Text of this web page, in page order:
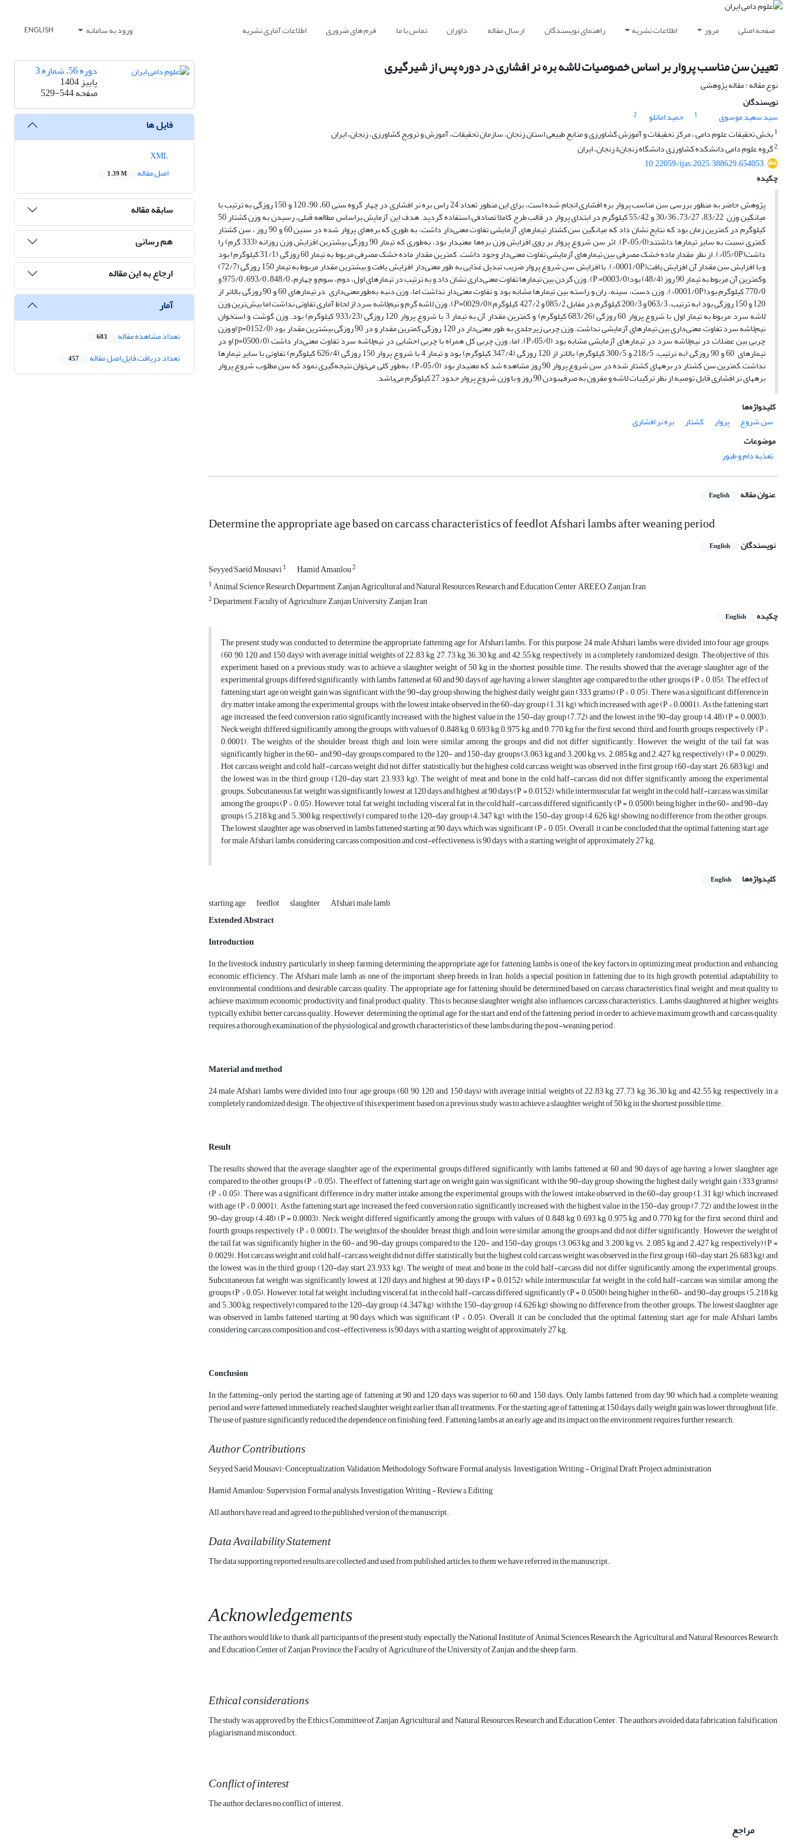
صفحه اصلی مرور اطلاعات نشریه راهنمای نویسندگان ارسال مقاله داوران تماس با ما فرم های ضروری اطلاعات آماری نشریه ورود به سامانه ENGLISH
تعیین سن مناسب پروار بر اساس خصوصیات لاشه بره نر افشاری در دوره پس از شیرگیری
نوع مقاله : مقاله پژوهشی
نویسندگان
سید سعید موسوی
1 حمید امانلو
2
1بخش تحقیقات علوم دامی ، مرکز تحقیقات و آموزش کشاورزی و منابع طبیعی استان زنجان، سازمان تحقیقات، آموزش و ترویج کشاورزی، زنجان، ایران
2گروه علوم دامی دانشکده کشاورزی دانشگاه زنجان& زنجان، ایران
10.22059/ijas.2025.388629.654053
چکیده
پژوهش حاضر به منظور بررسی سن مناسب پروار بره افشاری انجام شده است، برای این منظور تعداد 24 راس بره نر افشاری در چهار گروه سنی 60، 90، 120 و 150 روزگی به ترتیب با
میانگین وزن 83/22، 73/27، 30/36 و 55/42 کیلوگرم در ابتدای پروار در قالب طرح کاملا تصادفی استفاده گردید. هدف این آزمایش براساس مطالعه قبلی، رسیدن به وزن کشتار 50
کیلوگرم در کمترین زمان بود که نتایج نشان داد که میانگین سن کشتار تیمارهای آزمایشی تفاوت معنی‌دار داشت، به طوری که بره‌های پروار شده در سنین 60 و 90 روز ، سن کشتار
کمتری نسبت به سایر تیمارها داشتند(05/0>P). اثر سن شروع پروار بر روی افزایش وزن بره‌ها معنی­دار بود، به‌طوری که تیمار 90 روزگی بیش­ترین افزایش وزن روزانه (333 گرم) را
داشت(05/0P<). از نظر مقدار ماده خشک مصرفی بین تیمارهای آزمایشی تفاوت معنی‌دار وجود داشت. کم­ترین مقدار ماده خشک مصرفی مربوط به تیمار 60 روزگی (31/1 کیلوگرم) بود
و با افزایش سن مقدار آن افزایش یافت(0001/0P<). با افزایش سن شروع پروار ضریب تبدیل غذایی به طور معنی‌دار افزایش یافت و بیش­ترین مقدار مربوط به تیمار 150 روزگی (72/7)
وکم­ترین آن مربوط به تیمار 90 روز (48/4) بود(0003/0= P). وزن گردن بین تیمارها تفاوت معنی‌داری نشان داد و به ترتیب در تیمارهای اول، دوم، سوم و چهارم، 848/0، 693/0، 975/0 و
770/0 کیلوگرم بود(0001/0P<). وزن دست، سینه، ران و راسته بین تیمارها مشابه بود و تفاوت معنی‌دار نداشت اما، وزن دنبه به‌طورمعنی‌داری در تیمارهای 60 و 90 روزگی بالاتر از
120 و 150 روزگی بود (به ترتیب، 063/3 و 200/3 کیلوگرم در مقابل 085/2 و 427/2 کیلوگرم)(0029/0= P). وزن لاشه گرم و نیم‌لاشه سرد از لحاظ آماری تفاوتی نداشت اما بیش‌ترین وزن
لاشه سرد مربوط به تیمار اول با شروع پروار 60 روزگی (683/26 کیلوگرم) و کمترین مقدار آن به تیمار 3 با شروع پروار 120 روزگی (933/23 کیلوگرم) بود. وزن گوشت و استخوان
نیم‌لاشه سرد تفاوت معنی‌داری بین تیمارهای آزمایشی نداشت. وزن چربی زیرجلدی به طور معنی‌دار در 120 روزگی کمترین مقدار و در 90 روزگی بیشترین مقدار بود (0152/0=p)و وزن
چربی بین عضلات در نیم‌لاشه سرد در تیمارهای آزمایشی مشابه بود (05/0<P). اما، وزن چربی کل همراه با چربی احشایی در نیم‌لاشه سرد تفاوت معنی‌دار داشت (0500/0=p)و در
تیمارهای 60 و 90 روزگی (به ترتیب، 218/5 و 300/5 کیلوگرم) بالاتر از 120 روزگی (347/4 کیلوگرم) بود و تیمار 4 با شروع پروار 150 روزگی (626/4 کیلوگرم) تفاوتی با سایر تیمارها
نداشت.کم­ترین سن کشتار در بره­های کشتار شده در سن شروع پروار 90 روز مشاهده شد که معنی­دار بود (05/0>P). به‌طور کلی می‌توان نتیجه‌گیری نمود که سن مطلوب شروع پروار
بره­های نر افشاری قابل توصیه از نظر ترکیبات لاشه و مقرون به صرفهبودن 90 روز و با وزن شروع پروار حدود 27 کیلوگرم می‌باشد.
کلیدواژه‌ها
سن شروع
پروار کشتار
بره نر افشاری
موضوعات
تغذیه دام و طیور
عنوان مقاله English
Determine the appropriate age based on carcass characteristics of feedlot Afshari lambs after weaning period
نویسندگان English
Seyyed Saeid Mousavi1 Hamid Amanlou2
1Animal Science Research Department, Zanjan Agricultural and Natural Resources Research and Education Center, AREEO, Zanjan, Iran
2Department, Faculty of Agriculture, Zanjan University, Zanjan, Iran
چکیده
English
The present study was conducted to determine the appropriate fattening age for Afshari lambs. For this purpose, 24 male Afshari lambs were divided into four age groups
(60, 90, 120, and 150 days) with average initial weights of 22.83 kg, 27.73 kg, 36.30 kg, and 42.55 kg, respectively, in a completely randomized design. The objective of this
experiment, based on a previous study, was to achieve a slaughter weight of 50 kg in the shortest possible time. The results showed that the average slaughter age of the
experimental groups differed significantly, with lambs fattened at 60 and 90 days of age having a lower slaughter age compared to the other groups (P < 0.05). The effect of
fattening start age on weight gain was significant, with the 90-day group showing the highest daily weight gain (333 grams) (P < 0.05). There was a significant difference in
dry matter intake among the experimental groups, with the lowest intake observed in the 60-day group (1.31 kg), which increased with age (P < 0.0001). As the fattening start
age increased, the feed conversion ratio significantly increased, with the highest value in the 150-day group (7.72) and the lowest in the 90-day group (4.48) (P = 0.0003).
Neck weight differed significantly among the groups, with values of 0.848 kg, 0.693 kg, 0.975 kg, and 0.770 kg for the first, second, third, and fourth groups, respectively (P <
0.0001). The weights of the shoulder, breast, thigh, and loin were similar among the groups and did not differ significantly. However, the weight of the tail fat was
significantly higher in the 60- and 90-day groups compared to the 120- and 150-day groups (3.063 kg and 3.200 kg vs. 2.085 kg and 2.427 kg, respectively) (P = 0.0029).
Hot carcass weight and cold half-carcass weight did not differ statistically, but the highest cold carcass weight was observed in the first group (60-day start, 26.683 kg), and
the lowest was in the third group (120-day start, 23.933 kg). The weight of meat and bone in the cold half-carcass did not differ significantly among the experimental
groups. Subcutaneous fat weight was significantly lowest at 120 days and highest at 90 days (P = 0.0152), while intermuscular fat weight in the cold half-carcass was similar
among the groups (P > 0.05). However, total fat weight, including visceral fat, in the cold half-carcass differed significantly (P = 0.0500), being higher in the 60- and 90-day
groups (5.218 kg and 5.300 kg, respectively) compared to the 120-day group (4.347 kg), with the 150-day group (4.626 kg) showing no difference from the other groups.
The lowest slaughter age was observed in lambs fattened starting at 90 days, which was significant (P < 0.05). Overall, it can be concluded that the optimal fattening start age
for male Afshari lambs, considering carcass composition and cost-effectiveness, is 90 days, with a starting weight of approximately 27 kg.
کلیدواژه‌ها English
starting age feedlot slaughter
Afshari male lamb
Extended Abstract
Introduction
In the livestock industry, particularly in sheep farming, determining the appropriate age for fattening lambs is one of the key factors in optimizing meat production and enhancing
economic efficiency. The Afshari male lamb, as one of the important sheep breeds in Iran, holds a special position in fattening due to its high growth potential, adaptability to
environmental conditions, and desirable carcass quality. The appropriate age for fattening should be determined based on carcass characteristics, final weight, and meat quality to
achieve maximum economic productivity and final product quality. This is because slaughter weight also influences carcass characteristics. Lambs slaughtered at higher weights
typically exhibit better carcass quality. However, determining the optimal age for the start and end of the fattening period, in order to achieve maximum growth and carcass quality,
requires a thorough examination of the physiological and growth characteristics of these lambs during the post-weaning period.
Material and method
24 male Afshari lambs were divided into four age groups (60, 90, 120, and 150 days) with average initial weights of 22.83 kg, 27.73 kg, 36.30 kg, and 42.55 kg, respectively, in a
completely randomized design. The objective of this experiment, based on a previous study, was to achieve a slaughter weight of 50 kg in the shortest possible time.
Result
The results showed that the average slaughter age of the experimental groups differed significantly, with lambs fattened at 60 and 90 days of age having a lower slaughter age
compared to the other groups (P < 0.05). The effect of fattening start age on weight gain was significant, with the 90-day group showing the highest daily weight gain (333 grams)
(P < 0.05). There was a significant difference in dry matter intake among the experimental groups, with the lowest intake observed in the 60-day group (1.31 kg), which increased
with age (P < 0.0001). As the fattening start age increased, the feed conversion ratio significantly increased, with the highest value in the 150-day group (7.72) and the lowest in the
90-day group (4.48) (P = 0.0003). Neck weight differed significantly among the groups, with values of 0.848 kg, 0.693 kg, 0.975 kg, and 0.770 kg for the first, second, third, and
fourth groups, respectively (P < 0.0001). The weights of the shoulder, breast, thigh, and loin were similar among the groups and did not differ significantly. However, the weight of
the tail fat was significantly higher in the 60- and 90-day groups compared to the 120- and 150-day groups (3.063 kg and 3.200 kg vs. 2.085 kg and 2.427 kg, respectively) (P =
0.0029). Hot carcass weight and cold half-carcass weight did not differ statistically, but the highest cold carcass weight was observed in the first group (60-day start, 26.683 kg), and
the lowest was in the third group (120-day start, 23.933 kg). The weight of meat and bone in the cold half-carcass did not differ significantly among the experimental groups.
Subcutaneous fat weight was significantly lowest at 120 days and highest at 90 days (P = 0.0152), while intermuscular fat weight in the cold half-carcass was similar among the
groups (P > 0.05). However, total fat weight, including visceral fat, in the cold half-carcass differed significantly (P = 0.0500), being higher in the 60- and 90-day groups (5.218 kg
and 5.300 kg, respectively) compared to the 120-day group (4.347 kg), with the 150-day group (4.626 kg) showing no difference from the other groups. The lowest slaughter age
was observed in lambs fattened starting at 90 days, which was significant (P < 0.05). Overall, it can be concluded that the optimal fattening start age for male Afshari lambs,
considering carcass composition and cost-effectiveness, is 90 days, with a starting weight of approximately 27 kg.
Conclusion
In the fattening-only period, the starting age of fattening at 90 and 120 days was superior to 60 and 150 days. Only lambs fattened from day 90, which had a complete weaning
period and were fattened immediately, reached slaughter weight earlier than all treatments. For the starting age of fattening at 150 days, daily weight gain was lower throughout life.
The use of pasture significantly reduced the dependence on finishing feed. Fattening lambs at an early age and its impact on the environment requires further research.
Author Contributions
Seyyed Saeid Mousavi: Conceptualization, Validation, Methodology, Software, Formal analysis, Investigation, Writing - Original Draft, Project administration
Hamid Amanlou: Supervision, Formal analysis, Investigation, Writing - Review & Editing
All authors have read and agreed to the published version of the manuscript.
Data Availability Statement
The data supporting reported results are collected and used from published articles, to themwe have referred in the manuscript.
Acknowledgements
The authors would like to thank all participants of the present study, especially the National Institute of Animal Sciences Research, the Agricultural and Natural Resources Research
and Education Center of Zanjan Province, the Faculty of Agriculture of the University of Zanjan, and the sheep farm.
Ethical considerations
The study was approved by the Ethics Committee of Zanjan Agricultural and Natural Resources Research and Education Center. The authors avoided data fabrication, falsification,
plagiarism,and misconduct.
Conflict of interest
The author declares no conflict of interest.
مراجع
دوره 56، شماره 3
پاییز 1404
صفحه529-544
فایل ها
اصل مقاله
1.39 M
سابقه مقاله
هم رسانی
ارجاع به این مقاله
آمار
تعداد مشاهده مقاله 683
تعداد دریافت فایل اصل مقاله 457